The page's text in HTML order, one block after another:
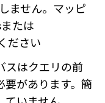
ません。マッピ
たは
ださい
スはクエリの前
要があります。簡